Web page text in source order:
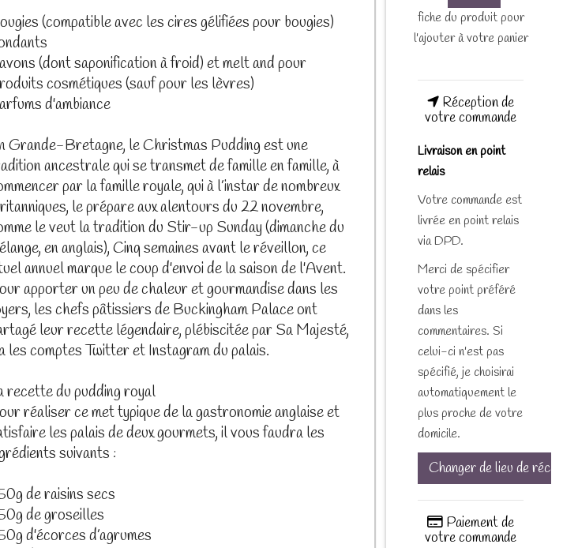
(compatible avec les cires gélifiées pour bougies)
(dont saponification à froid) et melt and pour
cosmétiques (sauf pour les lèvres)
d'ambiance
Grande-Bretagne, le Christmas Pudding est une
ancestrale qui se transmet de famille en famille, à
par la famille royale, qui à l’instar de nombreux
le prépare aux alentours du 22 novembre,
le veut la tradition du Stir-up Sunday (dimanche du
en anglais), Cinq semaines avant le réveillon, ce
annuel marque le coup d'envoi de la saison de l'Avent.
apporter un peu de chaleur et gourmandise dans les
les chefs pâtissiers de Buckingham Palace ont
leur recette légendaire, plébiscitée par Sa Majesté,
les comptes Twitter et Instagram du palais.
recette du pudding royal
réaliser ce met typique de la gastronomie anglaise et
les palais de deux gourmets, il vous faudra les
suivants :
de raisins secs
de groseilles
d'écorces d’agrumes
fiche du produit pour
l'ajouter à votre panier
Réception de
votre commande
Livraison en point
relais
Votre commande est
livrée en point relais
via DPD.
Merci de spécifier
votre point préféré
dans les
commentaires. Si
celui-ci n'est pas
spécifié, je choisirai
automatiquement le
plus proche de votre
domicile.
Changer de lieu de
Paiement de
votre commande